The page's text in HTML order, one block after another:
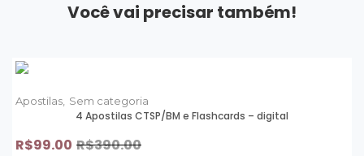
Você vai precisar também!
Apostilas, Sem categoria
4 Apostilas CTSP/BM e Flashcards – digital
R$390.00
R$99.00